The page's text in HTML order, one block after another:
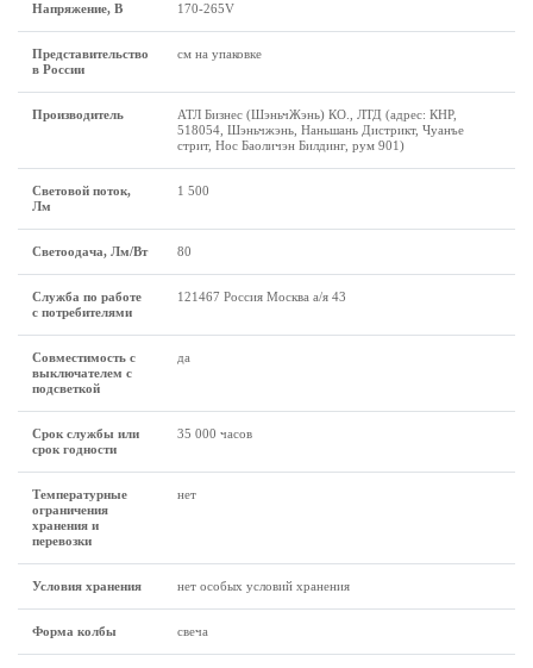
Напряжение, В 170-265V
Представительство
в России
см на упаковке
Производитель
АТЛ Бизнес (ШэньчЖэнь) КО., ЛТД (адрес: КНР,
518054, Шэньчжэнь, Наньшань Дистрикт, Чуанъе
стрит, Нос Баоличэн Билдинг, рум 901)
Световой поток,
Лм
1 500
Светоодача, Лм/Вт 80
Служба по работе
с потребителями
121467 Россия Москва а/я 43
Совместимость с
выключателем с
подсветкой
да
Срок службы или
срок годности
35 000 часов
Температурные
ограничения
хранения и
перевозки
нет
Условия хранения нет особых условий хранения
Форма колбы свеча